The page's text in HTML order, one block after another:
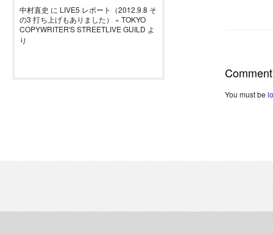
中村直史 に LIVE5 レポート（2012.9.8 そ
の3 打ち上げもありました） « TOKYO
COPYWRITER'S STREETLIVE GUILD よ
り
Comment
You must be